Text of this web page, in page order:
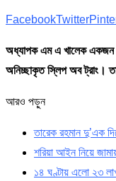
FacebookTwitter
অধ্যাপক এম এ খালেক একজন
অনিচ্ছাকৃত স্লিপ অব ট্রাং।
আরও পড়ুন
তারেক রহমান দু’এক
শরিয়া আইন নিয়ে
১৪ ঘণ্টায় এলো ২৩